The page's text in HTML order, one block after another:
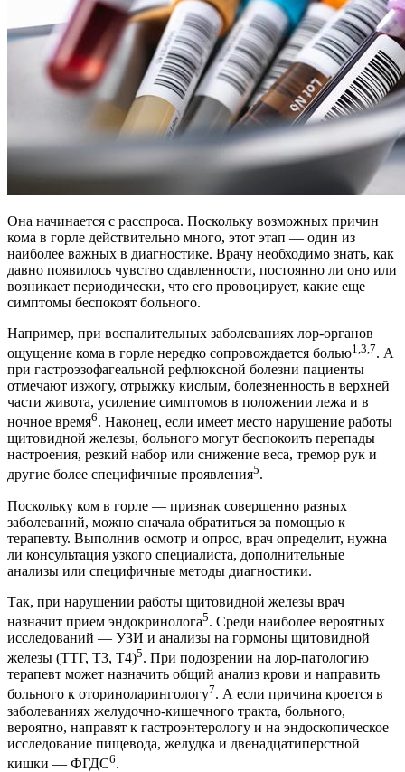
Она начинается с расспроса. Поскольку возможных причин
кома в горле действительно много, этот этап — один из
наиболее важных в диагностике. Врачу необходимо знать, как
давно появилось чувство сдавленности, постоянно ли оно или
возникает периодически, что его провоцирует, какие еще
симптомы беспокоят больного.
Например, при воспалительных заболеваниях лор-органов
ощущение кома в горле нередко сопровождается болью1,3,7. А
при гастроэзофагеальной рефлюксной болезни пациенты
отмечают изжогу, отрыжку кислым, болезненность в верхней
части живота, усиление симптомов в положении лежа и в
ночное время6. Наконец, если имеет место нарушение работы
щитовидной железы, больного могут беспокоить перепады
настроения, резкий набор или снижение веса, тремор рук и
другие более специфичные проявления5.
Поскольку ком в горле — признак совершенно разных
заболеваний, можно сначала обратиться за помощью к
терапевту. Выполнив осмотр и опрос, врач определит, нужна
ли консультация узкого специалиста, дополнительные
анализы или специфичные методы диагностики.
Так, при нарушении работы щитовидной железы врач
назначит прием эндокринолога5. Среди наиболее вероятных
исследований — УЗИ и анализы на гормоны щитовидной
железы (ТТГ, Т3, Т4)5. При подозрении на лор-патологию
терапевт может назначить общий анализ крови и направить
больного к оториноларингологу7. А если причина кроется в
заболеваниях желудочно-кишечного тракта, больного,
вероятно, направят к гастроэнтерологу и на эндоскопическое
исследование пищевода, желудка и двенадцатиперстной
кишки — ФГДС6.